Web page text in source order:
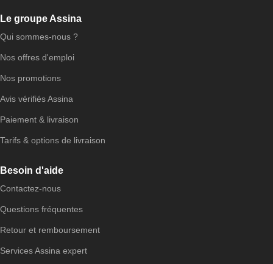
Besoin d'aide
Contactez-nous
Questions fréquentes
Retour et remboursement
Services Assina expert
Le groupe Assina
Qui sommes-nous ?
Nos offres d'emploi
Nos promotions
Avis vérifiés Assina
Paiement & livraison
Tarifs & options de livraison